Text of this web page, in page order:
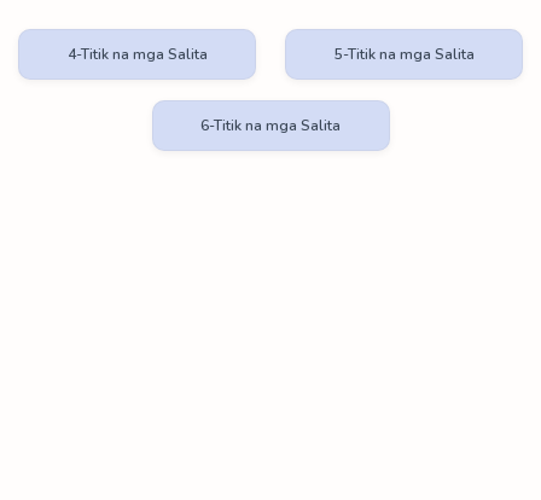
4-Titik na mga Salita 5-Titik na mga Salita
6-Titik na mga Salita